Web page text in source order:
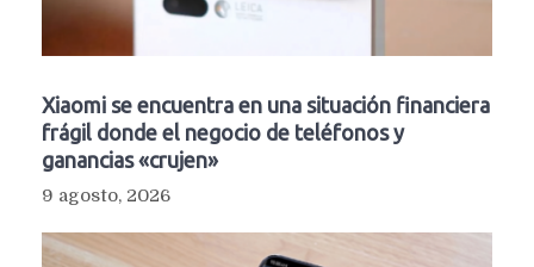
Xiaomi se encuentra en una situación financiera
frágil donde el negocio de teléfonos y
ganancias «crujen»
9 agosto, 2026